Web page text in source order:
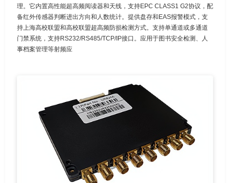
理。它内置高性能超高频阅读器和天线，支持EPC CLASS1 G2协议，配
备红外传感器判断进出方向和人数统计。提供盘存和EAS报警模式，支
持上海高校联盟和高校联盟超高频防损检测方式。支持单通道或多通道
门禁系统，支持RS232/RS485/TCP/IP接口。应用于图书安全检测、人
事档案管理等射频应